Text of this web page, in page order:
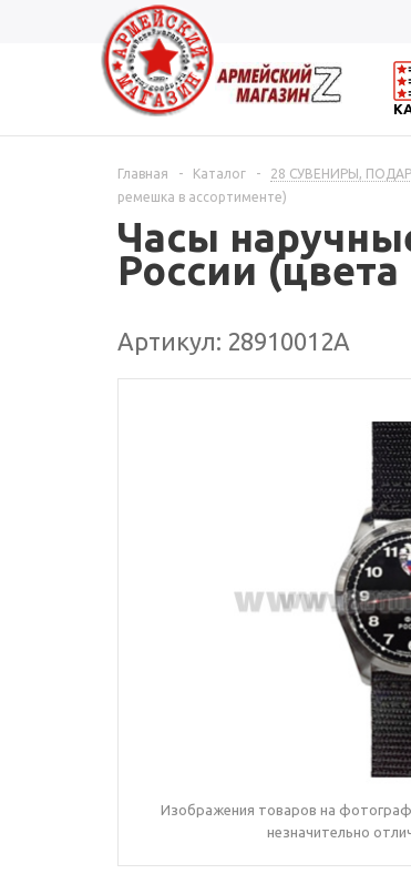
Главная - Каталог - 28 СУВЕНИРЫ,
ремешка в ассортименте)
Часы
России
Артикул: 28910012А
Изображения товаров на
незначительно